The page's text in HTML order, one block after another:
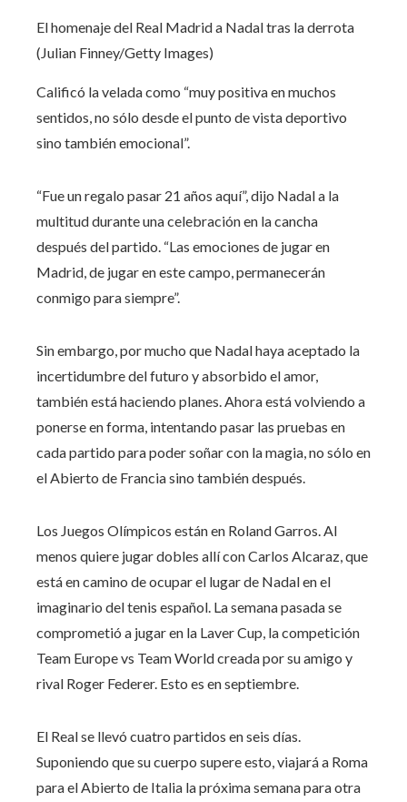
El homenaje del Real Madrid a Nadal tras la derrota
(Julian Finney/Getty Images)
Calificó la velada como “muy positiva en muchos
sentidos, no sólo desde el punto de vista deportivo
sino también emocional”.
“Fue un regalo pasar 21 años aquí”, dijo Nadal a la
multitud durante una celebración en la cancha
después del partido. “Las emociones de jugar en
Madrid, de jugar en este campo, permanecerán
conmigo para siempre”.
Sin embargo, por mucho que Nadal haya aceptado la
incertidumbre del futuro y absorbido el amor,
también está haciendo planes. Ahora está volviendo a
ponerse en forma, intentando pasar las pruebas en
cada partido para poder soñar con la magia, no sólo en
el Abierto de Francia sino también después.
Los Juegos Olímpicos están en Roland Garros. Al
menos quiere jugar dobles allí con Carlos Alcaraz, que
está en camino de ocupar el lugar de Nadal en el
imaginario del tenis español. La semana pasada se
comprometió a jugar en la Laver Cup, la competición
Team Europe vs Team World creada por su amigo y
rival Roger Federer. Esto es en septiembre.
El Real se llevó cuatro partidos en seis días.
Suponiendo que su cuerpo supere esto, viajará a Roma
para el Abierto de Italia la próxima semana para otra